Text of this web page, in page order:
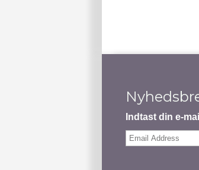
Indtast din e-
Email